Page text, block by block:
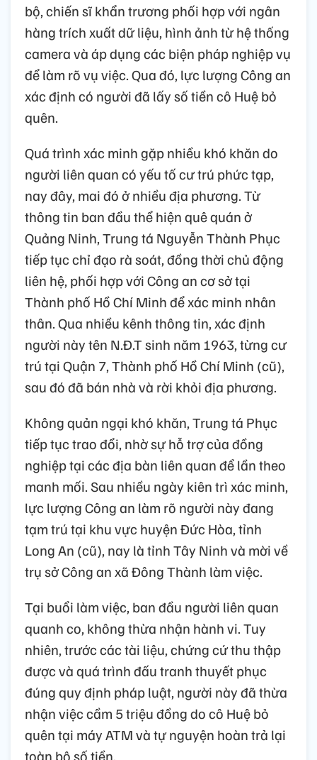
bộ, chiến sĩ khẩn trương phối hợp với ngân
hàng trích xuất dữ liệu, hình ảnh từ hệ thống
camera và áp dụng các biện pháp nghiệp vụ
để làm rõ vụ việc. Qua đó, lực lượng Công an
xác định có người đã lấy số tiền cô Huệ bỏ
quên.
Quá trình xác minh gặp nhiều khó khăn do
người liên quan có yếu tố cư trú phức tạp,
nay đây, mai đó ở nhiều địa phương. Từ
thông tin ban đầu thể hiện quê quán ở
Quảng Ninh, Trung tá Nguyễn Thành Phục
tiếp tục chỉ đạo rà soát, đồng thời chủ động
liên hệ, phối hợp với Công an cơ sở tại
Thành phố Hồ Chí Minh để xác minh nhân
thân. Qua nhiều kênh thông tin, xác định
người này tên N.Đ.T sinh năm 1963, từng cư
trú tại Quận 7, Thành phố Hồ Chí Minh (cũ),
sau đó đã bán nhà và rời khỏi địa phương.
Không quản ngại khó khăn, Trung tá Phục
tiếp tục trao đổi, nhờ sự hỗ trợ của đồng
nghiệp tại các địa bàn liên quan để lần theo
manh mối. Sau nhiều ngày kiên trì xác minh,
lực lượng Công an làm rõ người này đang
tạm trú tại khu vực huyện Đức Hòa, tỉnh
Long An (cũ), nay là tỉnh Tây Ninh và mời về
trụ sở Công an xã Đông Thành làm việc.
Tại buổi làm việc, ban đầu người liên quan
quanh co, không thừa nhận hành vi. Tuy
nhiên, trước các tài liệu, chứng cứ thu thập
được và quá trình đấu tranh thuyết phục
đúng quy định pháp luật, người này đã thừa
nhận việc cầm 5 triệu đồng do cô Huệ bỏ
quên tại máy ATM và tự nguyện hoàn trả lại
toàn bộ số tiền.